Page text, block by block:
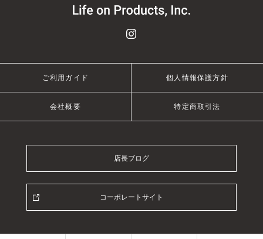
ご利用ガイド 個人情報保護方針
会社概要 特定商取引法
店長ブログ
コーポレートサイト